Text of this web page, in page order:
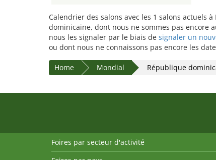
Calendrier des salons avec les 1 salons actuels
dominicaine, dont nous ne sommes pas encore
nous les signaler par le biais de signaler un
ou dont nous ne connaissons pas encore les
Home Mondial République
Foires par secteur d'activité